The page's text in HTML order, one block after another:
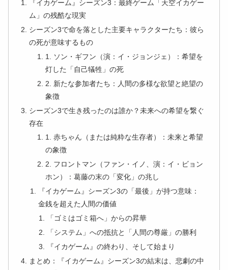
『イカゲーム』シーズン3：最終ゲーム「天空イカゲー
ム」の残酷な現実
シーズン3で命を落とした主要キャラクターたち：彼ら
の死が意味するもの
1. ソン・ギフン（演：イ・ジョンジェ）：希望を
灯した「自己犠牲」の死
2. 新たな参加者たち：人間の多様な欲望と絶望の
象徴
シーズン3で生き残ったのは誰か？未来への希望を繋ぐ
存在
1. 赤ちゃん（または純粋な生存者）：未来と希望
の象徴
2. フロントマン（ファン・イノ、演：イ・ビョン
ホン）：葛藤の末の「変化」の兆し
『イカゲーム』シーズン3の「最後」が持つ意味：
金銭を超えた人間の価値
「ゴミはゴミ箱へ」からの昇華
「システム」への抵抗と「人間の尊厳」の勝利
『イカゲーム』の終わり、そして始まり
まとめ：『イカゲーム』シーズン3の結末は、悲劇の中